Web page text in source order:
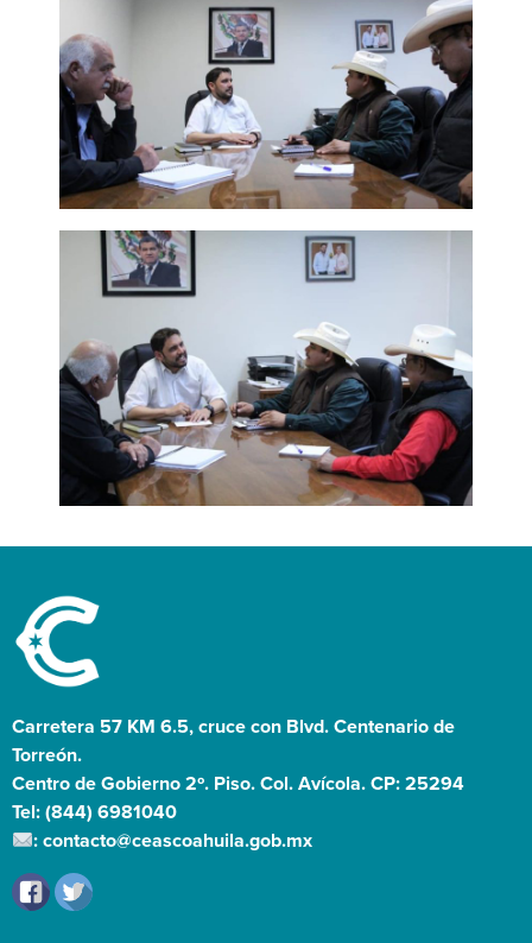
Carretera 57 KM 6.5, cruce con Blvd. Centenario de
Torreón.
Centro de Gobierno 2º. Piso. Col. Avícola. CP: 25294
Tel: (844) 6981040
: contacto@ceascoahuila.gob.mx